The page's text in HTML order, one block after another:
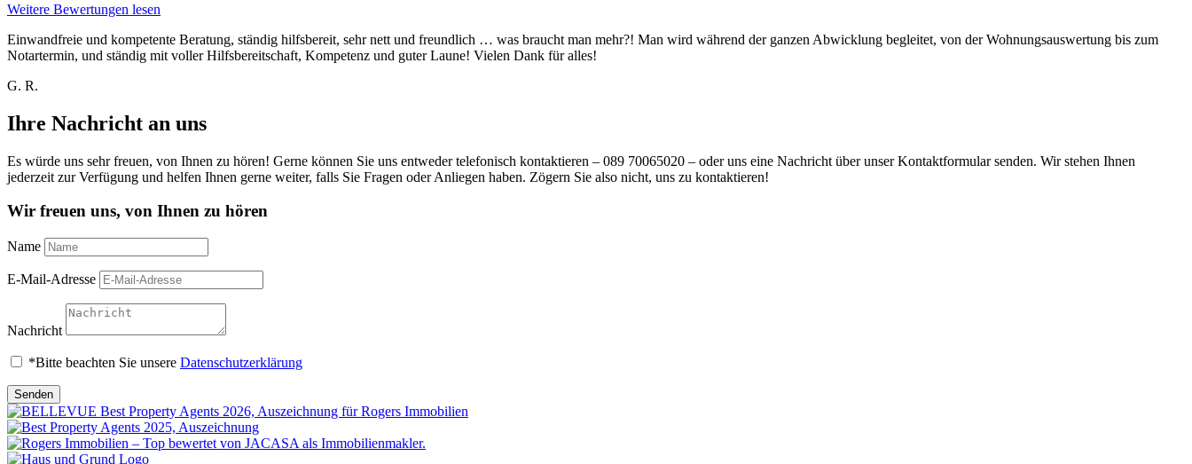
Weitere Bewertungen lesen
Einwandfreie und kompetente Beratung, ständig hilfsbereit, sehr nett und freundlich … was braucht man mehr?! Man wird während der ganzen Abwicklung begleitet, von der Wohnungsauswertung bis zum
Notartermin, und ständig mit voller Hilfsbereitschaft, Kompetenz und guter Laune! Vielen Dank für alles!
G. R.
Ihre Nachricht an uns
Es würde uns sehr freuen, von Ihnen zu hören! Gerne können Sie uns entweder telefonisch kontaktieren – 089 70065020 – oder uns eine Nachricht über unser Kontaktformular senden. Wir stehen Ihnen
jederzeit zur Verfügung und helfen Ihnen gerne weiter, falls Sie Fragen oder Anliegen haben. Zögern Sie also nicht, uns zu kontaktieren!
Wir freuen uns, von Ihnen zu hören
Name
E-Mail-Adresse
Nachricht
*Bitte beachten Sie unsere Datenschutzerklärung
Senden